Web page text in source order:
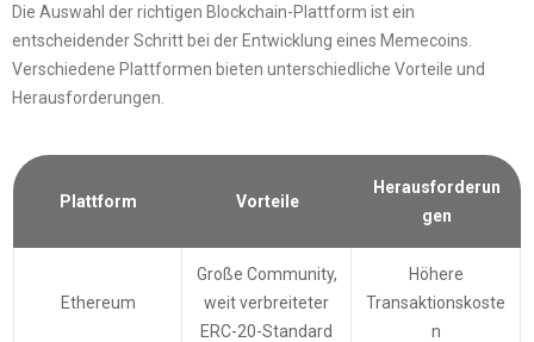
Die Auswahl der richtigen Blockchain-Plattform ist ein
entscheidender Schritt bei der Entwicklung eines Memecoins.
Verschiedene Plattformen bieten unterschiedliche Vorteile und
Herausforderungen.
Plattform Vorteile
Herausforderun
gen
Ethereum
Große Community,
weit verbreiteter
ERC-20-Standard
Höhere
Transaktionskoste
n